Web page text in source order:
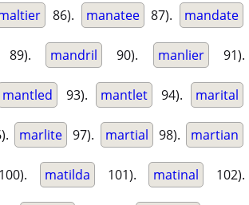
86). manatee 87). mandate
89). mandril 90). manlier 91).
mantled 93). mantlet 94). marital
marlite 97). martial 98). martian
matilda 101). matinal 102).